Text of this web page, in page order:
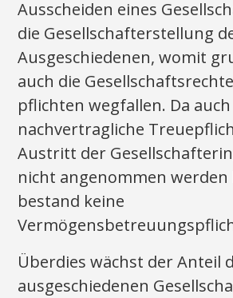
Ausscheiden eines
die Gesellschafterstellung
Ausgeschiedenen, womit
auch die
pflichten wegfallen. Da auch
nachvertragliche
Austritt der
nicht angenommen
bestand keine
Überdies wächst der Anteil
ausgeschiedenen